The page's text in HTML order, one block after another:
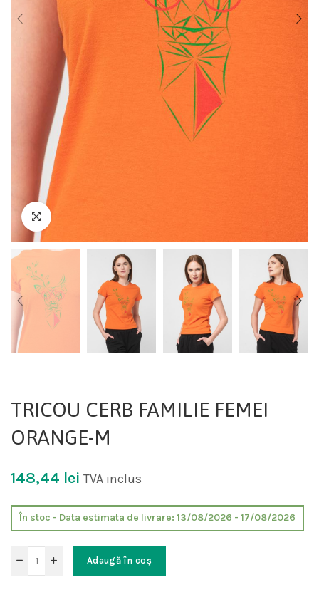
TRICOU CERB FAMILIE FEMEI
ORANGE-M
148,44 lei TVA inclus
În stoc - Data estimata de livrare: 13/08/2026 - 17/08/2026
Adaugă în coș